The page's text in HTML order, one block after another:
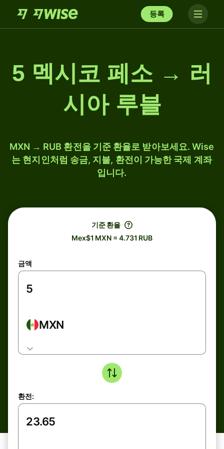
등록
5 멕시코 페소 → 러
시아 루블
MXN → RUB 환전을 기준 환율로 받아보세요. Wise
는 현지인처럼 송금, 지불, 환전이 가능한 국제 계좌
입니다.
기준 환율
Mex$1 MXN = 4.731 RUB
금액
MXN
환전: